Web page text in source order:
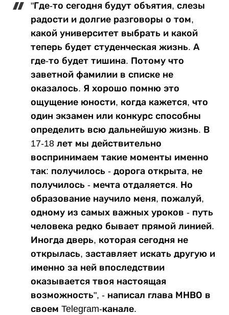
"Где-то сегодня будут объятия, слезы
радости и долгие разговоры о том,
какой университет выбрать и какой
теперь будет студенческая жизнь. А
где-то будет тишина. Потому что
заветной фамилии в списке не
оказалось. Я хорошо помню это
ощущение юности, когда кажется, что
один экзамен или конкурс способны
определить всю дальнейшую жизнь. В
17-18 лет мы действительно
воспринимаем такие моменты именно
так: получилось - дорога открыта, не
получилось - мечта отдаляется. Но
образование научило меня, пожалуй,
одному из самых важных уроков - путь
человека редко бывает прямой линией.
Иногда дверь, которая сегодня не
открылась, заставляет искать другую и
именно за ней впоследствии
оказывается твоя настоящая
возможность", - написал глава МНВО в
своем Telegram-канале.